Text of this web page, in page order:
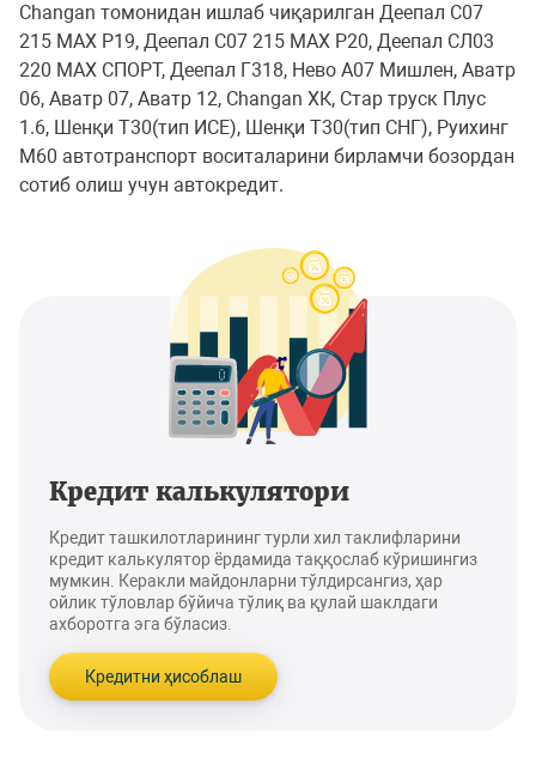
Changan томонидан ишлаб чиқарилган Деепал С07
215 МAХ Р19, Деепал С07 215 МAХ Р20, Деепал СЛ03
220 МAХ СПОРТ, Деепал Г318, Нево A07 Мишлен, Aватр
06, Aватр 07, Aватр 12, Changan ХК, Стар труcк Плус
1.6, Шенқи Т30(тип ИCЕ), Шенқи Т30(тип CНГ), Руихинг
М60 автотранспорт воситаларини бирламчи бозордан
сотиб олиш учун автокредит.
Кредит калькулятори
Кредит ташкилотларининг турли хил таклифларини
кредит калькулятор ёрдамида таққослаб кўришингиз
мумкин. Керакли майдонларни тўлдирсангиз, ҳар
ойлик тўловлар бўйича тўлиқ ва қулай шаклдаги
ахборотга эга бўласиз.
Кредитни ҳисоблаш